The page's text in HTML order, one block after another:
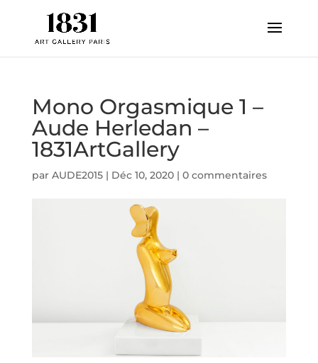
Mono Orgasmique 1 –
Aude Herledan –
1831ArtGallery
par AUDE2015| Déc 10, 2020| 0 commentaires